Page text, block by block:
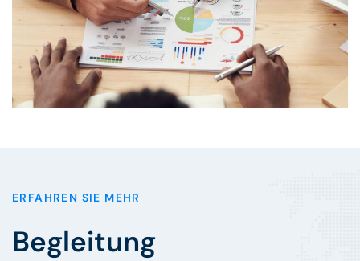
ERFAHREN SIE MEHR
Begleitung